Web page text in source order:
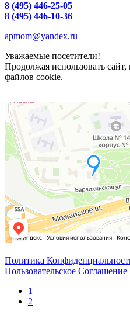
8 (495) 446-25-05
8 (495) 446-10-36
apmom@yandex.ru
Уважаемые посетители!
Продолжая использовать сайт,
файлов cookie.
Политика
Пользовательское Соглашение
1
2